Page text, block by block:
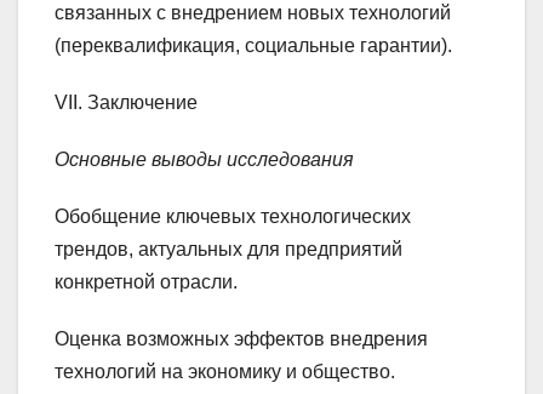
связанных с внедрением новых технологий
(переквалификация, социальные гарантии).
VII. Заключение
Основные выводы исследования
Обобщение ключевых технологических
трендов, актуальных для предприятий
конкретной отрасли.
Оценка возможных эффектов внедрения
технологий на экономику и общество.